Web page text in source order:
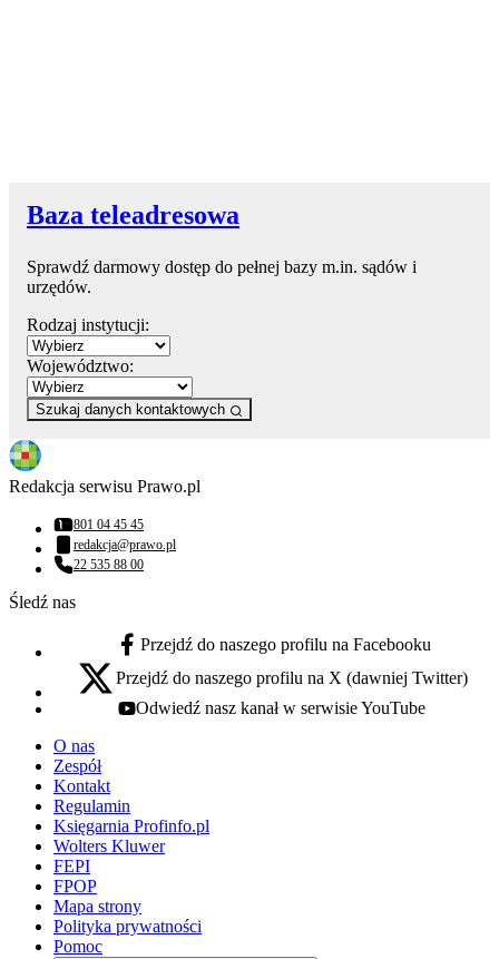
Baza teleadresowa
Sprawdź darmowy dostęp do pełnej bazy m.in. sądów i
urzędów.
Rodzaj instytucji:
Województwo:
Szukaj danych kontaktowych
Redakcja serwisu Prawo.pl
Numer telefonu:
801 04 45 45
Adres email:
redakcja@prawo.pl
Numer telefonu:
22 535 88 00
Śledź nas
facebook - otwiera się w nowej karcie
Przejdź do naszego profilu na Facebooku
x - otwiera się w nowej karcie
Przejdź do naszego profilu na X (dawniej Twitter)
youtube - otwiera się w nowej karcie
Odwiedź nasz kanał w serwisie YouTube
O nas
Zespół
Kontakt
Regulamin
Księgarnia Profinfo.pl
Wolters Kluwer
FEPI
FPOP
Mapa strony
Polityka prywatności
Pomoc